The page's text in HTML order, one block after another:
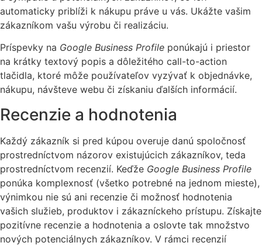
automaticky priblíži k nákupu práve u vás. Ukážte vašim
zákazníkom vašu výrobu či realizáciu.
Príspevky na Google Business Profile ponúkajú i priestor
na krátky textový popis a dôležitého call-to-action
tlačidla, ktoré môže používateľov vyzývať k objednávke,
nákupu, návšteve webu či získaniu ďalších informácií.
Recenzie a hodnotenia
Každý zákazník si pred kúpou overuje danú spoločnosť
prostredníctvom názorov existujúcich zákazníkov, teda
prostredníctvom recenzií. Keďže Google Business Profile
ponúka komplexnosť (všetko potrebné na jednom mieste),
výnimkou nie sú ani recenzie či možnosť hodnotenia
vašich služieb, produktov i zákazníckeho prístupu. Získajte
pozitívne recenzie a hodnotenia a oslovte tak množstvo
nových potenciálnych zákazníkov. V rámci recenzií